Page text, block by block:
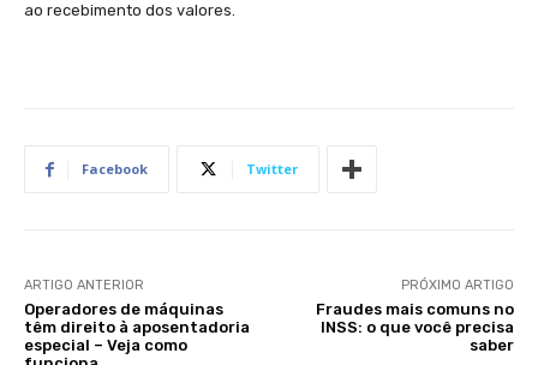
ao recebimento dos valores.
Facebook Twitter
ARTIGO ANTERIOR
Operadores de máquinas
têm direito à aposentadoria
especial – Veja como
PRÓXIMO ARTIGO
Fraudes mais comuns no
INSS: o que você precisa
saber